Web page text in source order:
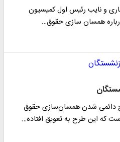
ساری و نایب رئیس اول کمیسیون
همسان سازی حقوق…
دائمی شدن همسان‌سازی حقوق
که این طرح به تعویق افتاده…